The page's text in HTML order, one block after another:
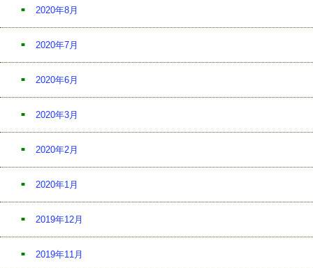
2020年8月
2020年7月
2020年6月
2020年3月
2020年2月
2020年1月
2019年12月
2019年11月